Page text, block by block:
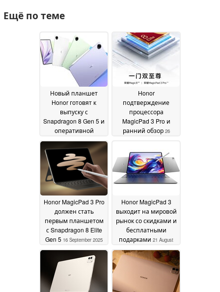
Ещё по теме
Новый планшет
Honor готовят к
выпуску с
Snapdragon 8 Gen 5 и
оперативной
памятью LPDDR5X10
February 2026
Honor
подтверждение
процессора
MagicPad 3 Pro и
ранний обзор 26
Honor MagicPad 3 Pro
должен стать
первым планшетом
с Snapdragon 8 Elite
Gen 5 16 September 2025
Honor MagicPad 3
выходит на мировой
рынок со скидками и
бесплатными
подарками 21 August
2025